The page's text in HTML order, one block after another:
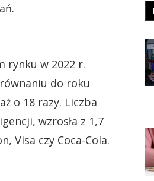
rynku w 2022 r.
do roku
o 18 razy. Liczba
wzrosła z 1,7
Visa czy Coca-Cola.